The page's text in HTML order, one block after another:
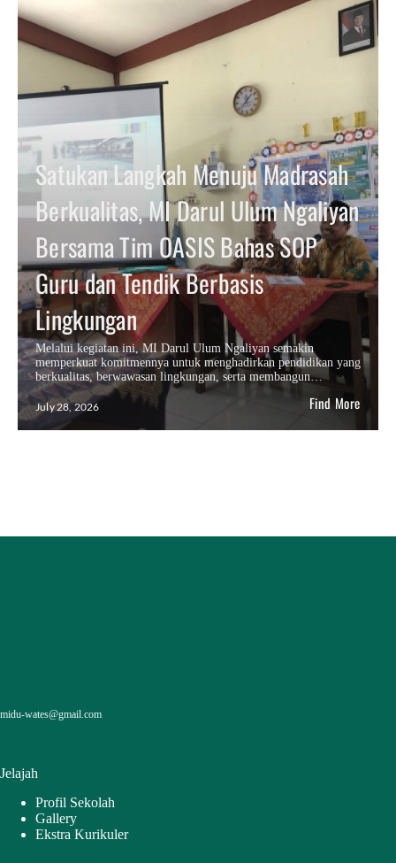
Satukan Langkah Menuju Madrasah
Berkualitas, MI Darul Ulum Ngaliyan
Bersama Tim OASIS Bahas SOP
Guru dan Tendik Berbasis
Lingkungan
Melalui kegiatan ini, MI Darul Ulum Ngaliyan semakin
memperkuat komitmennya untuk menghadirkan pendidikan yang
berkualitas, berwawasan lingkungan, serta membangun…
July 28, 2026 Find More
midu-wates@gmail.com
Jelajah
Profil Sekolah
Gallery
Ekstra Kurikuler